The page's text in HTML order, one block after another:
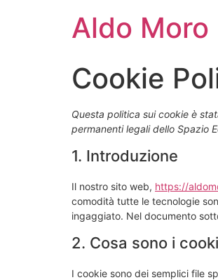
Aldo Moro
Cookie
Questa politica sui cookie è
permanenti legali dello Spazio
1. Introduzione
Il nostro sito web, https://
comodità tutte le tecnologie
ingaggiato. Nel documento
2. Cosa sono i
I cookie sono dei semplici file